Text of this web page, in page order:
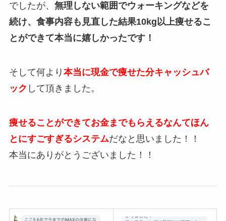
でしたが、 無理しない範囲でウォーキングなどを
続け、食事内容も見直した結果10kg以上痩せるこ
とができて本当に嬉しかったです！
そして何より 本当に現金で痩せた分キャッシュバ
ック して頂きました。
痩せることができてお金までもらえるなんてほん
とにすごすぎるシステムだなと思いました！！
本当にありがとうございました！！